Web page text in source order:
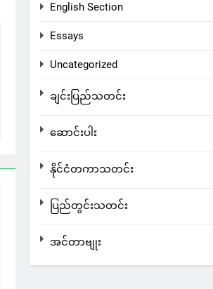
English Section
Essays
Uncategorized
ချင်းပြည်သတင်း
ဆောင်းပါး
နိုင်ငံတကာသတင်း
ပြည်တွင်းသတင်း
အင်တာဗျုး